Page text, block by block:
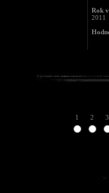
Rok
2011
1 2 3